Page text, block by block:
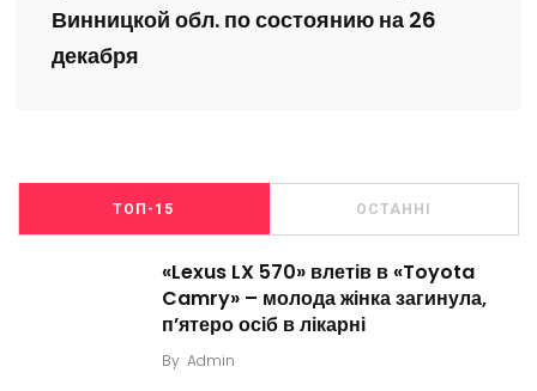
Винницкой обл. по состоянию на 26
декабря
ТОП-15 ОСТАННІ
«Lexus LX 570» влетів в «Toyota
Camry» – молода жінка загинула,
п’ятеро осіб в лікарні
By Admin